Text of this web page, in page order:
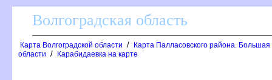
олгоградская область
Карта Волгоградской области /
Карта Палласовского района.
области / Карабидаевка на карте